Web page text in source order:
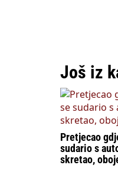
Još iz
Pretjecao
sudario s
skretao,